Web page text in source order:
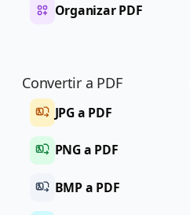
Organizar PDF
Convertir a PDF
JPG a PDF
PNG a PDF
BMP a PDF